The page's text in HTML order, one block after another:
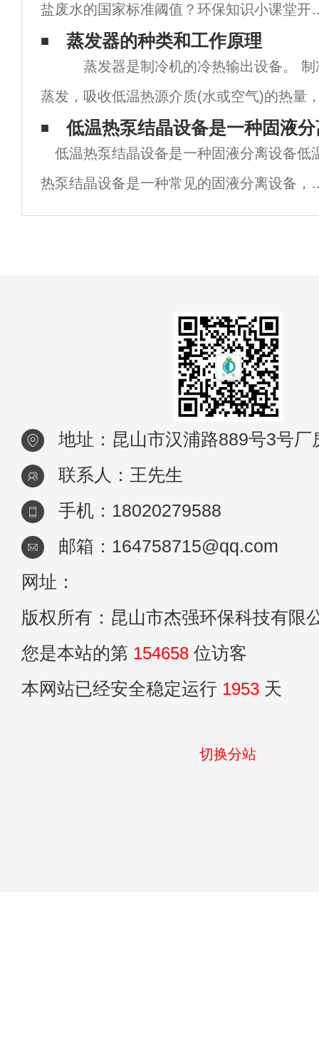
盐废水的国家标准阈值？环保知识小课堂开
啦��！今天来聊聊高盐废水的国家标准阈
~��问题来啦：根据我国现行标准，哪项数
值是界定高盐废水的国家标准阈值呢？��
项
蒸发器的种类和工作原理
蒸发器是制冷机的冷热输出设备。 制
蒸发，吸收低温热源介质(水或空气)的热量
的。 蒸发器根据其冷却介质分为冷却空
却液体(水或其他液体盐水)的蒸发器。
低温热泵结晶设备是一种固液
低温热泵结晶设备是一种固液分离设备低
热泵结晶设备是一种常见的固液分离设备，
利用低温热泵技术来实现结晶过程。低温热
地址：昆山市汉浦路889号3号厂
联系人：王先生
手机：18020279588
邮箱：164758715@qq.com
网址：
版权所有：昆山市杰强环保科技有限
您是本站的第 154658 位访客
本网站已经安全稳定运行 1953 天
切换分站